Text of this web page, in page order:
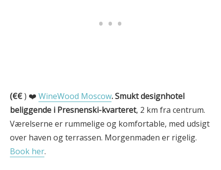
(€€) ❤️ WineWood Moscow.Smukt designhotel
beliggende i Presnenski-kvarteret, 2 km fra centrum.
Værelserne er rummelige og komfortable, med udsigt
over haven og terrassen. Morgenmaden er rigelig.
Book her.